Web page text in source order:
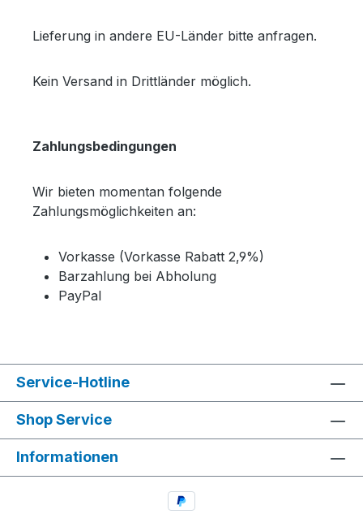
Lieferung in andere EU-Länder bitte anfragen.
Kein Versand in Drittländer möglich.
Zahlungsbedingungen
Wir bieten momentan folgende
Zahlungsmöglichkeiten an:
Vorkasse (Vorkasse Rabatt 2,9%)
Barzahlung bei Abholung
PayPal
Service-Hotline
Shop Service
Informationen